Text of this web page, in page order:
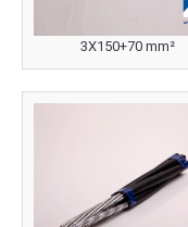
3X150+70 mm²